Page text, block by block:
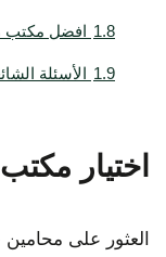
1.8 افضل مكتب
1.9 الأسئلة
اختيار
العثور على